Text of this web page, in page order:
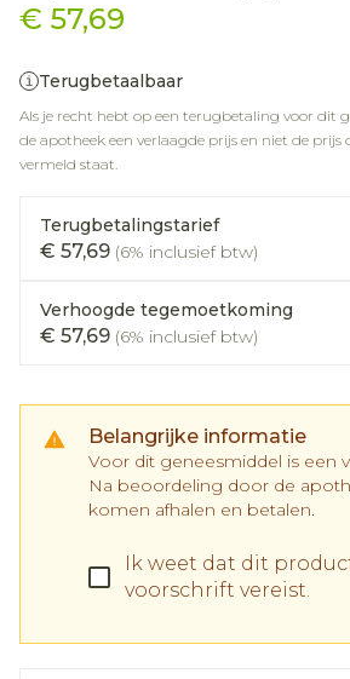
€ 57,69
Terugbetaalbaar
Als je recht hebt op een terugbetaling voor dit
de apotheek een verlaagde prijs en niet de prijs
vermeld staat.
Terugbetalingstarief
€ 57,69 (6% inclusief btw)
Verhoogde tegemoetkoming
€ 57,69 (6% inclusief btw)
Belangrijke informatie
Voor dit geneesmiddel is een
Na beoordeling door de
komen afhalen en betalen.
Ik weet dat dit
voorschrift vereist.